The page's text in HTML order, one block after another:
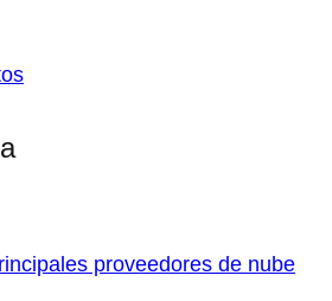
proveedores de nube